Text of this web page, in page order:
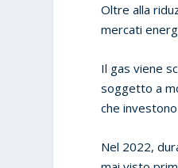
Oltre alla
mercati
Il gas viene
soggetto a
che
Nel 2022,